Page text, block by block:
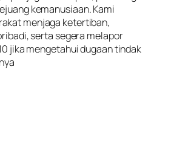
kemanusiaan. Kami
menjaga ketertiban,
serta segera melapor
jika mengetahui dugaan tindak